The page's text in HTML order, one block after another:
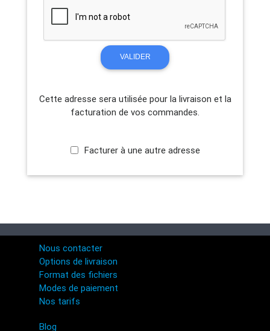
VALIDER
Cette adresse sera utilisée pour la livraison et la
facturation de vos commandes.
Facturer à une autre adresse
Nous contacter
Options de livraison
Format des fichiers
Modes de paiement
Nos tarifs
Blog